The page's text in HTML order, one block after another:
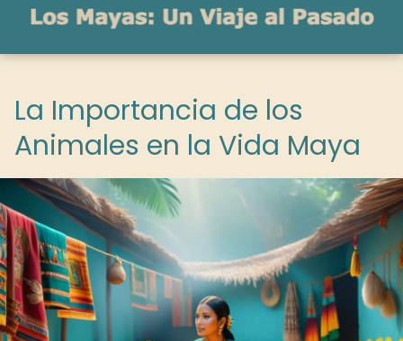
La Importancia de los
Animales en la Vida Maya